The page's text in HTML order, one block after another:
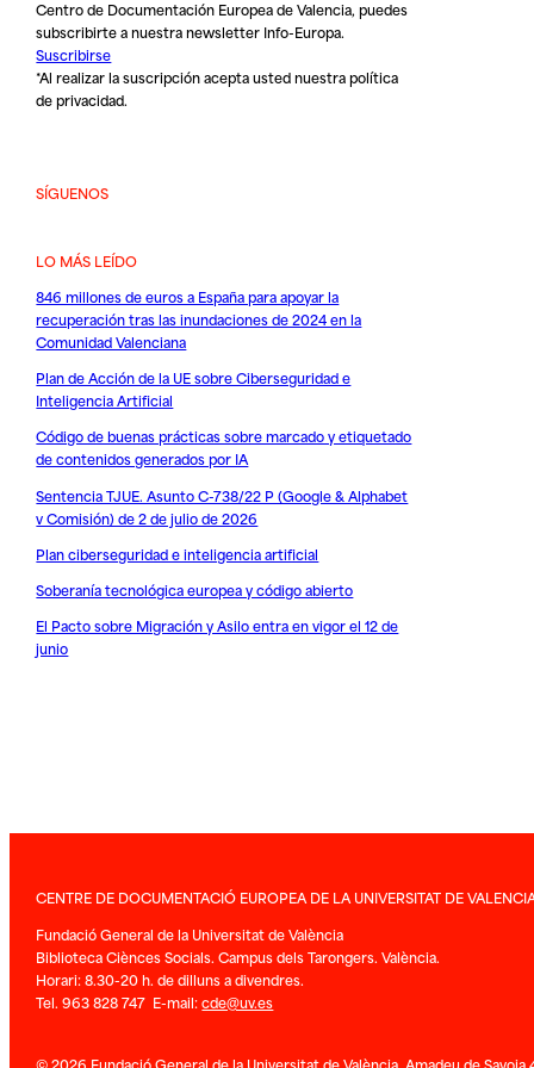
Centro de Documentación Europea de Valencia, puedes
subscribirte a nuestra newsletter Info-Europa.
Suscribirse
*Al realizar la suscripción acepta usted nuestrapolítica
de privacidad.
SÍGUENOS
LO MÁS LEÍDO
846 millones de euros a España para apoyar la
recuperación tras las inundaciones de 2024 en la
Comunidad Valenciana
Plan de Acción de la UE sobre Ciberseguridad e
Inteligencia Artificial
Código de buenas prácticas sobre marcado y etiquetado
de contenidos generados por IA
Sentencia TJUE. Asunto C-738/22 P (Google & Alphabet
v Comisión) de 2 de julio de 2026
Plan ciberseguridad e inteligencia artificial
Soberanía tecnológica europea y código abierto
El Pacto sobre Migración y Asilo entra en vigor el 12 de
junio
CENTRE DE DOCUMENTACIÓ EUROPEA DE LA UNIVERSITAT DE
Fundació General de la Universitat de València
Biblioteca Ciènces Socials. Campus dels Tarongers. València.
Horari: 8.30-20 h. de dilluns a divendres.
Tel. 963 828 747 E-mail:cde@uv.es